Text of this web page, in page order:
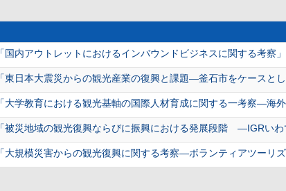
「国内アウトレットにおけるインバウンドビジネスに関する考察
「東日本大震災からの観光産業の復興と課題―釜石市をケースと
「大学教育における観光基軸の国際人材育成に関する一考察―
「被災地域の観光復興ならびに振興における発展段階 ―IGRい
「大規模災害からの観光復興に関する考察―ボランティアツー